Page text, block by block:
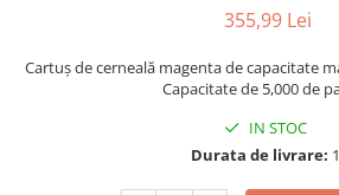
355,99 Lei
Cartuș de cerneală magenta de capacitate
Capacitate de 5,000 de
IN STOC
Durata de livrare: 1